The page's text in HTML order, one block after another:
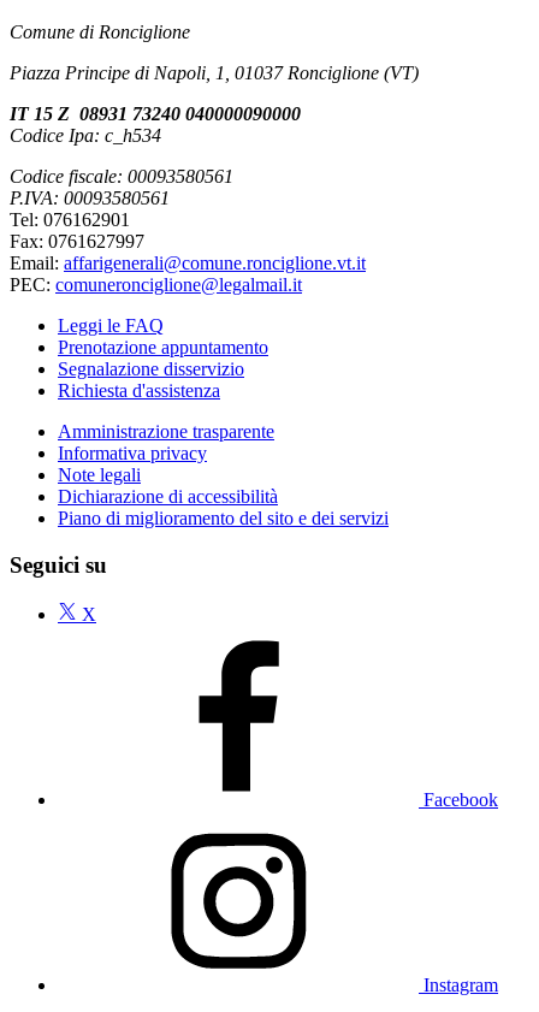
Comune di Ronciglione
Piazza Principe di Napoli, 1, 01037 Ronciglione (VT)
IT 15 Z 08931 73240 040000090000
Codice Ipa: c_h534
Codice fiscale: 00093580561
P.IVA: 00093580561
Tel: 076162901
Fax: 0761627997
Email: affarigenerali@comune.ronciglione.vt.it
PEC: comuneronciglione@legalmail.it
Leggi le FAQ
Prenotazione appuntamento
Segnalazione disservizio
Richiesta d'assistenza
Amministrazione trasparente
Informativa privacy
Note legali
Dichiarazione di accessibilità
Piano di miglioramento del sito e dei servizi
Seguici su
X
Facebook
Instagram